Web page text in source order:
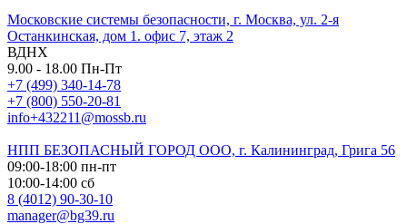
Московские системы безопасности, г. Москва, ул. 2-я
Останкинская, дом 1. офис 7, этаж 2
ВДНХ
9.00 - 18.00 Пн-Пт
+7 (499) 340-14-78
+7 (800) 550-20-81
info+432211@mossb.ru
НПП БЕЗОПАСНЫЙ ГОРОД ООО, г. Калининград, Грига 56
09:00-18:00 пн-пт
10:00-14:00 сб
8 (4012) 90-30-10
manager@bg39.ru